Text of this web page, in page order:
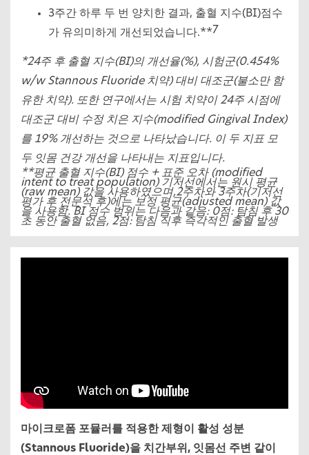
3주간 하루 두 번 양치한 결과, 출혈 지수(BI)점수
가 유의미하게 개선되었습니다.**7
*24주 후 출혈 지수(BI)의 개선율(%), 시험군(0.454%
w/w Stannous Fluoride 치약) 대비 대조군(불소만 함
유한 치약). 또한 연구에서는 시험 치약이 24주 시점에
대조군 대비 수정 치은 지수(modified Gingival Index)
를 19% 개선하는 것으로 나타났습니다. 이 두 지표 모
두 잇몸 건강 개선을 나타내는 지표입니다.
**평균 출혈 지수(BI) 점수 + 표준 오차 (modified
intent to treat population) 기저선에서는 원시 평균
(raw mean) 값을 사용하였으며,2주차와 3주차(기저선
평가 후 전문석 후)에는 보정 평균(adjusted mean) 값
을 사용함. BI 점수 범위는 다음과 같음: 0점: 탐침 후 30
초 동안 출혈 없음, 2점: 탐침 직후 즉각적인 출혈 발생
마이크로폼 포뮬러를 적용한 제형이 활성 성분
(Stannous Fluoride)을 치간부위, 잇몸선 주변 같이